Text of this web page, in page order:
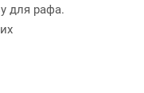
для рафа.